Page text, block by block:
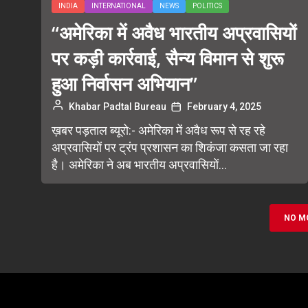
INDIA INTERNATIONAL NEWS POLITICS
“अमेरिका में अवैध भारतीय अप्रवासियों
पर कड़ी कार्रवाई, सैन्य विमान से शुरू
हुआ निर्वासन अभियान”
Khabar Padtal Bureau February 4, 2025
ख़बर पड़ताल ब्यूरो:- अमेरिका में अवैध रूप से रह रहे
अप्रवासियों पर ट्रंप प्रशासन का शिकंजा कसता जा रहा
है। अमेरिका ने अब भारतीय अप्रवासियों...
NO